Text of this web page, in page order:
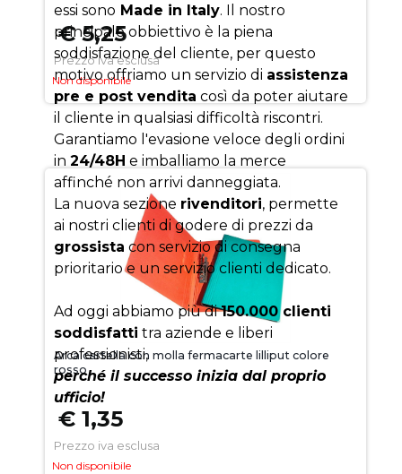
€ 5,25
Prezzo iva esclusa
Non disponibile
Arca cartella con molla fermacarte lilliput colore
rosso
€ 1,35
Prezzo iva esclusa
Non disponibile
essi sono Made in Italy. Il nostro
principale obbiettivo è la piena
soddisfazione del cliente, per questo
motivo offriamo un servizio di assistenza
pre e post vendita così da poter aiutare
il cliente in qualsiasi difficoltà riscontri.
Garantiamo l'evasione veloce degli ordini
in 24/48H e imballiamo la merce
affinché non arrivi danneggiata.
La nuova sezione rivenditori, permette
ai nostri clienti di godere di prezzi da
grossista con servizio di consegna
prioritario e un servizio clienti dedicato.
Ad oggi abbiamo più di150.000 clienti
soddisfatti tra aziende e liberi
professionisti,
perché il successo inizia dal proprio
ufficio!